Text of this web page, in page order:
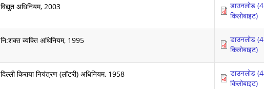
विद्युत अधिनियम, 2003
डाउनलोड
किलोबाइट)
नि:शक्त व्यक्ति अधिनियम, 1995
डाउनलोड
किलोबाइट)
दिल्ली किराया नियंत्रण (लॉटरी) अधिनियम, 1958
डाउनलोड
किलोबाइट)